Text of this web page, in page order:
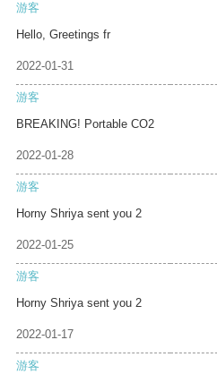
游客
Hello, Greetings fr
2022-01-31
游客
BREAKING! Portable CO2
2022-01-28
游客
Horny Shriya sent you 2
2022-01-25
游客
Horny Shriya sent you 2
2022-01-17
游客